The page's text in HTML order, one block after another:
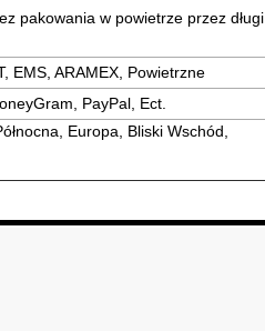
pakowania w powietrze przez długi
EMS, ARAMEX, Powietrzne
PayPal, Ect.
Europa, Bliski Wschód,